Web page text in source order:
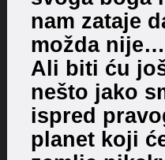
nam zataje
možda
Ali biti ću
nešto jako
ispred
planet koji